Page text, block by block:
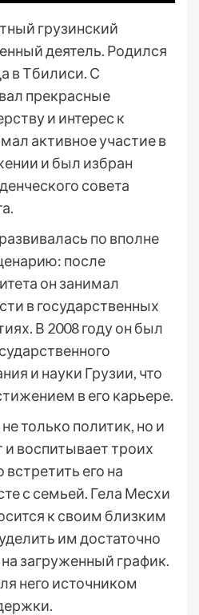
грузинский
деятель. Родился
в Тбилиси. С
прекрасные
и интерес к
активное участие в
и был избран
совета
по вполне
после
он занимал
в государственных
В 2008 году он был
и науки Грузии, что
в его карьере.
только политик, но и
воспитывает троих
его на
с семьей. Гела Месхи
к своим близким
им достаточно
загруженный график.
него источником